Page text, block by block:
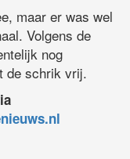
maar er was wel
Volgens de
nog
de schrik vrij.